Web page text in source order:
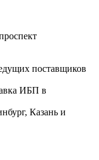
поставщиков
ИБП в
Казань и